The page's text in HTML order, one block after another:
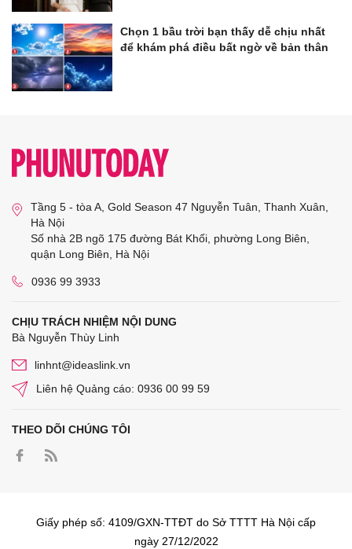
Chọn 1 bầu trời bạn thấy dễ chịu nhất
để khám phá điều bất ngờ về bản thân
Tầng 5 - tòa A, Gold Season 47 Nguyễn Tuân, Thanh Xuân,
Hà Nội
Số nhà 2B ngõ 175 đường Bát Khối, phường Long Biên,
quận Long Biên, Hà Nội
0936 99 3933
CHỊU TRÁCH NHIỆM NỘI DUNG
Bà Nguyễn Thùy Linh
linhnt@ideaslink.vn
Liên hệ Quảng cáo: 0936 00 99 59
THEO DÕI CHÚNG TÔI
Giấy phép số: 4109/GXN-TTĐT do Sở TTTT Hà Nội cấp
ngày 27/12/2022